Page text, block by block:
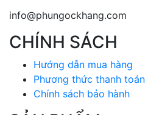
info@phungockhang.com
CHÍNH SÁCH
Hướng dẫn mua hàng
Phương thức thanh toán
Chính sách bảo hành